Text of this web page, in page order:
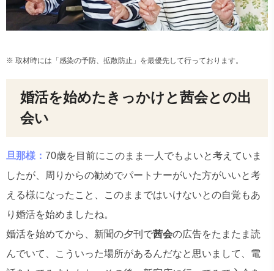
※ 取材時には「感染の予防、拡散防止」を最優先して行っております。
婚活を始めたきっかけと茜会との出
会い
旦那様： 70歳を目前にこのまま一人でもよいと考えていま
したが、周りからの勧めでパートナーがいた方がいいと考
える様になったこと、このままではいけないとの自覚もあ
り婚活を始めましたね。
婚活を始めてから、新聞の夕刊で茜会の広告をたまたま読
んでいて、こういった場所があるんだなと思いまして、電